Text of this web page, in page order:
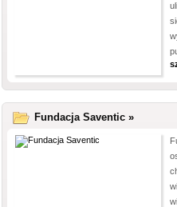
Fundacja Saventic »